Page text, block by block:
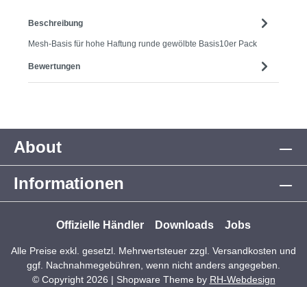
Beschreibung
Mesh-Basis für hohe Haftung runde gewölbte Basis10er Pack
Bewertungen
About
Informationen
Offizielle Händler Downloads Jobs
Alle Preise exkl. gesetzl. Mehrwertsteuer zzgl. Versandkosten und
ggf. Nachnahmegebühren, wenn nicht anders angegeben.
© Copyright 2026 | Shopware Theme by RH-Webdesign